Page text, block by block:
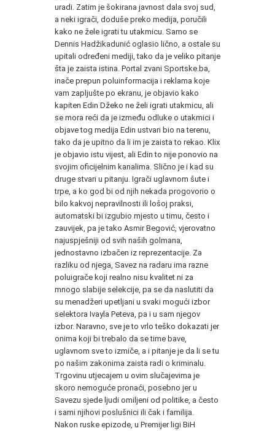
uradi. Zatim je šokirana javnost dala svoj sud,
a neki igrači, doduše preko medija, poručili
kako ne žele igrati tu utakmicu. Samo se
Dennis Hadžikadunić oglasio lično, a ostale su
upitali određeni mediji, tako da je veliko pitanje
šta je zaista istina. Portal zvani Sportske.ba,
inače prepun poluinformacija i reklama koje
vam zapljušte po ekranu, je objavio kako
kapiten Edin Džeko ne želi igrati utakmicu, ali
se mora reći da je između odluke o utakmici i
objave tog medija Edin ustvari bio na terenu,
tako da je upitno da li im je zaista to rekao. Klix
je objavio istu vijest, ali Edin to nije ponovio na
svojim oficijelnim kanalima. Slično je i kad su
druge stvari u pitanju. Igrači uglavnom šute i
trpe, a ko god bi od njih nekada progovorio o
bilo kakvoj nepravilnosti ili lošoj praksi,
automatski bi izgubio mjesto u timu, često i
zauvijek, pa je tako Asmir Begović, vjerovatno
najuspješniji od svih naših golmana,
jednostavno izbačen iz reprezentacije. Za
razliku od njega, Savez na radaru ima razne
poluigrače koji realno nisu kvalitet ni za
mnogo slabije selekcije, pa se da naslutiti da
su menadžeri upetljani u svaki mogući izbor
selektora Ivayla Peteva, pa i u sam njegov
izbor. Naravno, sve je to vrlo teško dokazati jer
onima koji bi trebalo da se time bave,
uglavnom sve to izmiče, a i pitanje je da li se tu
po našim zakonima zaista radi o kriminalu.
Trgovinu utjecajem u ovim slučajevima je
skoro nemoguće pronaći, posebno jer u
Savezu sjede ljudi omiljeni od politike, a često
i sami njihovi poslušnici ili čak i familija.
Nakon ruske epizode, u Premijer ligi BiH